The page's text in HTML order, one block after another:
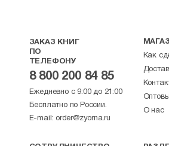
ЗАКАЗ КНИГ
ПО
ТЕЛЕФОНУ
8 800 200 84 85
Ежедневно с 9:00 до 21:00
Бесплатно по России.
E-mail: order@zyorna.ru
Как
О нас